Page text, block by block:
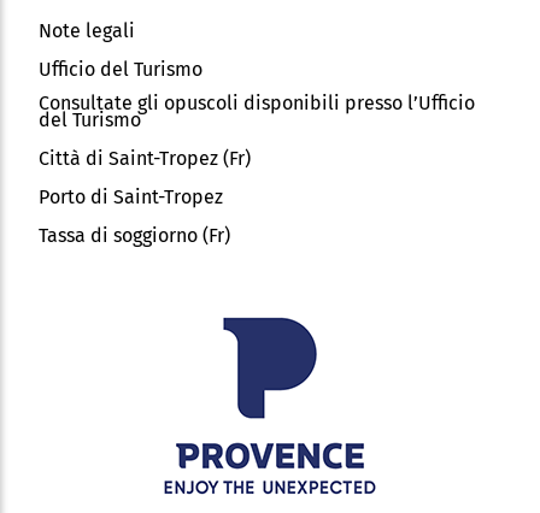
Note legali
Ufficio del Turismo
Consultate gli opuscoli disponibili presso l’Ufficio
del Turismo
Città di Saint-Tropez (Fr)
Porto di Saint-Tropez
Tassa di soggiorno (Fr)